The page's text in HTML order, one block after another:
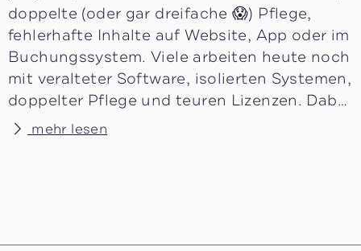
doppelte (oder gar dreifache 😱) Pflege,
fehlerhafte Inhalte auf Website, App oder im
Buchungssystem. Viele arbeiten heute noch
mit veralteter Software, isolierten Systemen,
doppelter Pflege und teuren Lizenzen. Dabei
ist längst klar: Ohne aktuelle, saubere und
mehr lesen